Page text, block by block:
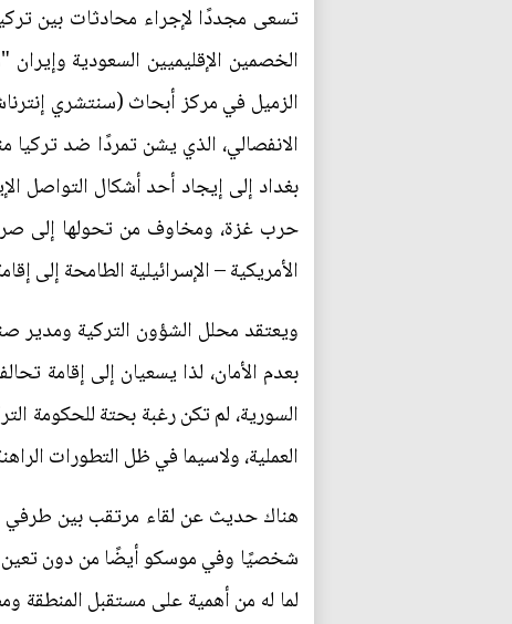
تسعى مجددًا لإجراء محادثات بين
الخصمين الإقليميين السعودية
الزميل في مركز أبحاث (سنتشري
الانفصالي، الذي يشن تمردًا ضد تركيا
بغداد إلى إيجاد أحد أشكال التواصل
حرب غزة، ومخاوف من تحولها إلى
الأمريكية – الإسرائيلية الطامحة إلى
ويعتقد محلل الشؤون التركية ومدير
بعدم الأمان، لذا يسعيان إلى إقامة
السورية، لم تكن رغبة بحتة للحكومة
العملية، ولاسيما في ظل التطورات
هناك حديث عن لقاء مرتقب بين طرفي
شخصيًا وفي موسكو أيضًا من دون تعين
لما له من أهمية على مستقبل المنطقة